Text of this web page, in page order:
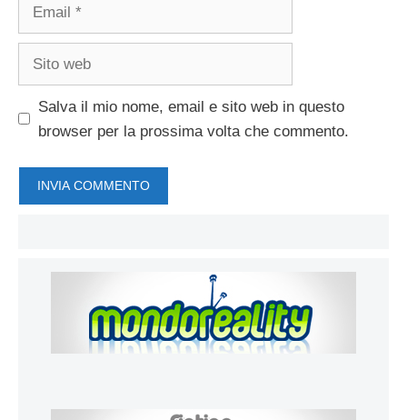
Salva il mio nome, email e sito web in questo
browser per la prossima volta che commento.